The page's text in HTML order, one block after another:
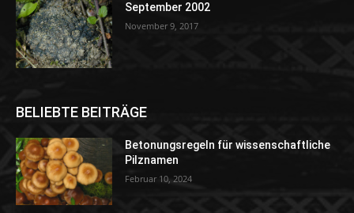
September 2002
November 9, 2017
BELIEBTE BEITRÄGE
Betonungsregeln für wissenschaftliche
Pilznamen
Februar 10, 2024